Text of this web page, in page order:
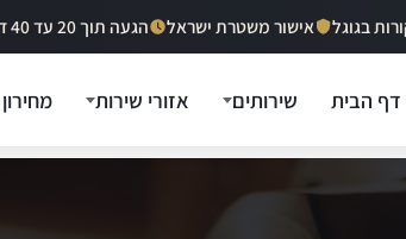
אישור משטרת ישראל הגעה תוך 20 עד 40 דקות
דף הבית שירותים אזורי שירות מחירון